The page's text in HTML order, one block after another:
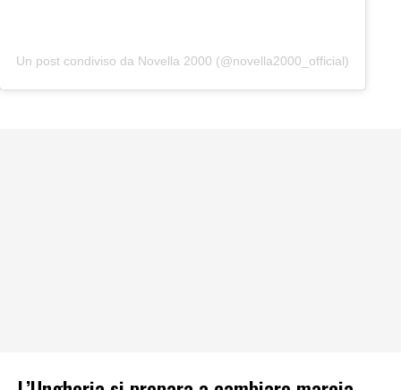
Un post condiviso da Novella 2000 (@novella2000_official)